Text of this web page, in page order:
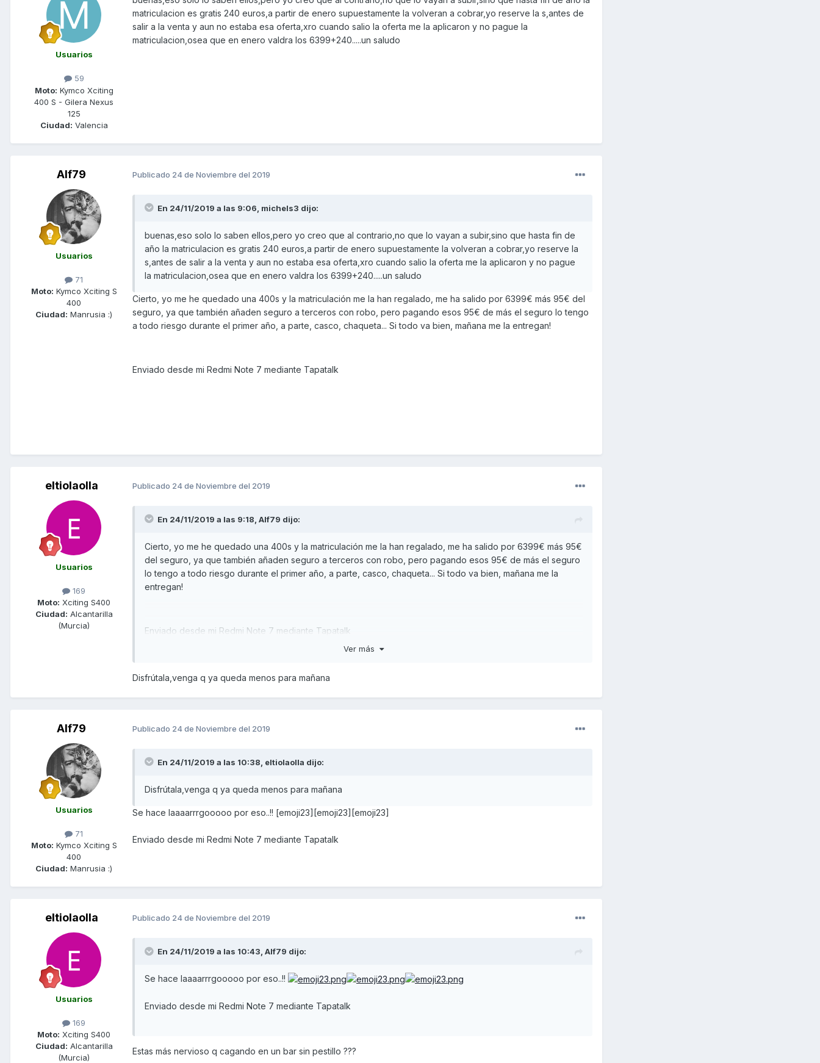
Usuarios
59
Moto: Kymco Xciting
400 S - Gilera Nexus
125
Ciudad: Valencia
matriculacion es gratis 240 euros,a partir de enero supuestamente la volveran a cobrar,yo reserve la s,antes de
salir a la venta y aun no estaba esa oferta,xro cuando salio la oferta me la aplicaron y no pague la
matriculacion,osea que en enero valdra los 6399+240.....un saludo
Alf79
Usuarios
71
Moto: Kymco Xciting S
400
Ciudad: Manrusia :)
Publicado 24 de Noviembre del 2019
En 24/11/2019 a las 9:06, michels3 dijo:
buenas,eso solo lo saben ellos,pero yo creo que al contrario,no que lo vayan a subir,sino que hasta fin de
año la matriculacion es gratis 240 euros,a partir de enero supuestamente la volveran a cobrar,yo reserve la
s,antes de salir a la venta y aun no estaba esa oferta,xro cuando salio la oferta me la aplicaron y no pague
la matriculacion,osea que en enero valdra los 6399+240.....un saludo
Cierto, yo me he quedado una 400s y la matriculación me la han regalado, me ha salido por 6399€ más 95€ del
seguro, ya que también añaden seguro a terceros con robo, pero pagando esos 95€ de más el seguro lo tengo
a todo riesgo durante el primer año, a parte, casco, chaqueta... Si todo va bien, mañana me la entregan!
Enviado desde mi Redmi Note 7 mediante Tapatalk
eltiolaolla
Usuarios
169
Moto: Xciting S400
Ciudad: Alcantarilla
(Murcia)
Publicado 24 de Noviembre del 2019
En 24/11/2019 a las 9:18, Alf79 dijo:
Cierto, yo me he quedado una 400s y la matriculación me la han regalado, me ha salido por 6399€ más 95€
del seguro, ya que también añaden seguro a terceros con robo, pero pagando esos 95€ de más el seguro
lo tengo a todo riesgo durante el primer año, a parte, casco, chaqueta... Si todo va bien, mañana me la
entregan!
Enviado desde mi Redmi Note 7 mediante Tapatalk
Ver más
Disfrútala,venga q ya queda menos para mañana
Alf79
Usuarios
71
Moto: Kymco Xciting S
400
Ciudad: Manrusia :)
Publicado 24 de Noviembre del 2019
En 24/11/2019 a las 10:38, eltiolaolla dijo:
Disfrútala,venga q ya queda menos para mañana
Se hace laaaarrrgooooo por eso..!! [emoji23][emoji23][emoji23]
Enviado desde mi Redmi Note 7 mediante Tapatalk
eltiolaolla
Usuarios
169
Moto: Xciting S400
Ciudad: Alcantarilla
(Murcia)
Publicado 24 de Noviembre del 2019
En 24/11/2019 a las 10:43, Alf79 dijo:
Se hace laaaarrrgooooo por eso..!!
Enviado desde mi Redmi Note 7 mediante Tapatalk
Estas más nervioso q cagando en un bar sin pestillo ???